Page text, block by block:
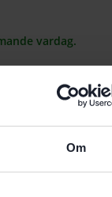
Om
vardag.